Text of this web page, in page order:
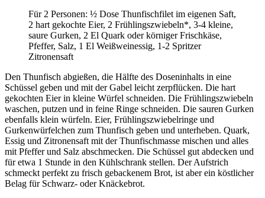
Für 2 Personen: ½ Dose Thunfischfilet im eigenen Saft,
2 hart gekochte Eier, 2 Frühlingszwiebeln*, 3-4 kleine,
saure Gurken, 2 El Quark oder körniger Frischkäse,
Pfeffer, Salz, 1 El Weißweinessig, 1-2 Spritzer
Zitronensaft
Den Thunfisch abgießen, die Hälfte des Doseninhalts in eine
Schüssel geben und mit der Gabel leicht zerpflücken. Die hart
gekochten Eier in kleine Würfel schneiden. Die Frühlingszwiebeln
waschen, putzen und in feine Ringe schneiden. Die sauren Gurken
ebenfalls klein würfeln. Eier, Frühlingszwiebelringe und
Gurkenwürfelchen zum Thunfisch geben und unterheben. Quark,
Essig und Zitronensaft mit der Thunfischmasse mischen und alles
mit Pfeffer und Salz abschmecken. Die Schüssel gut abdecken und
für etwa 1 Stunde in den Kühlschrank stellen. Der Aufstrich
schmeckt perfekt zu frisch gebackenem Brot, ist aber ein köstlicher
Belag für Schwarz- oder Knäckebrot.